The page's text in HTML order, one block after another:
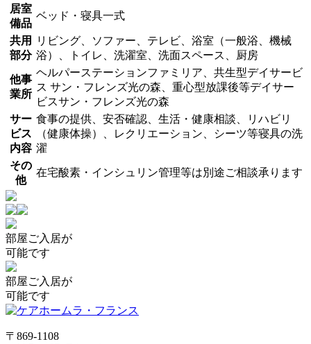
居室
備品
ベッド・寝具一式
共用
部分
リビング、ソファー、テレビ、浴室（一般浴、機械
浴）、トイレ、洗濯室、洗面スペース、厨房
他事
業所
ヘルパーステーションファミリア、共生型デイサービ
ス サン・フレンズ光の森、重心型放課後等デイサー
ビスサン・フレンズ光の森
サー
ビス
内容
食事の提供、安否確認、生活・健康相談、リハビリ
（健康体操）、レクリエーション、シーツ等寝具の洗
濯
その
他
在宅酸素・インシュリン管理等は別途ご相談承ります
部屋ご入居が
可能です
部屋ご入居が
可能です
〒869-1108